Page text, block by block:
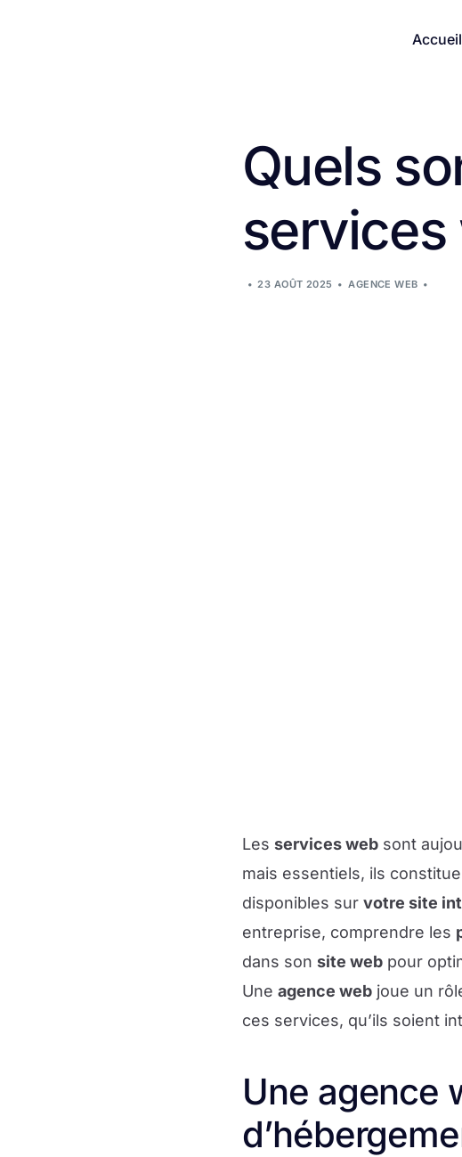
Accueil
Quels
services
23 AOÛT 2025 AGENCE WEB
Les services web sont
mais essentiels, ils
disponibles sur votre site
entreprise, comprendre les
dans son site web pour
Une agence web joue un
ces services, qu’ils soient
Une agence